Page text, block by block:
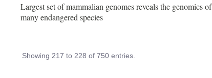
Largest set of mammalian genomes reveals the genomics of
many endangered species
Showing 217 to 228 of 750 entries.